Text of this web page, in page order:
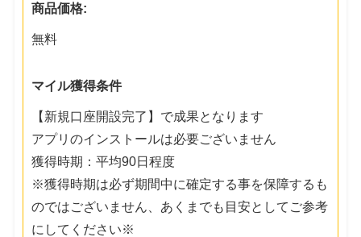
商品価格:
無料
マイル獲得条件
【新規口座開設完了】で成果となります
アプリのインストールは必要ございません
獲得時期：平均90日程度
※獲得時期は必ず期間中に確定する事を保障するも
のではございません、あくまでも目安としてご参考
にしてください※